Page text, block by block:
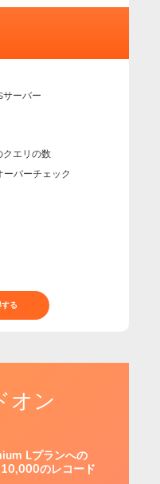
ーバー
クエリの数
バーチェック
る
オン
Lプランへの
のレコード